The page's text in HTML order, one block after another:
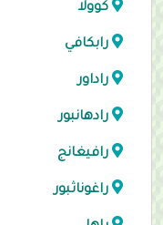
كوولا
رابكافي
راداور
رادهانبور
رافيغانج
راغوناثبور